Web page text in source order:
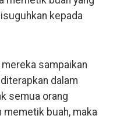
kepada
sampaikan
dalam
semua orang
memetik buah, maka